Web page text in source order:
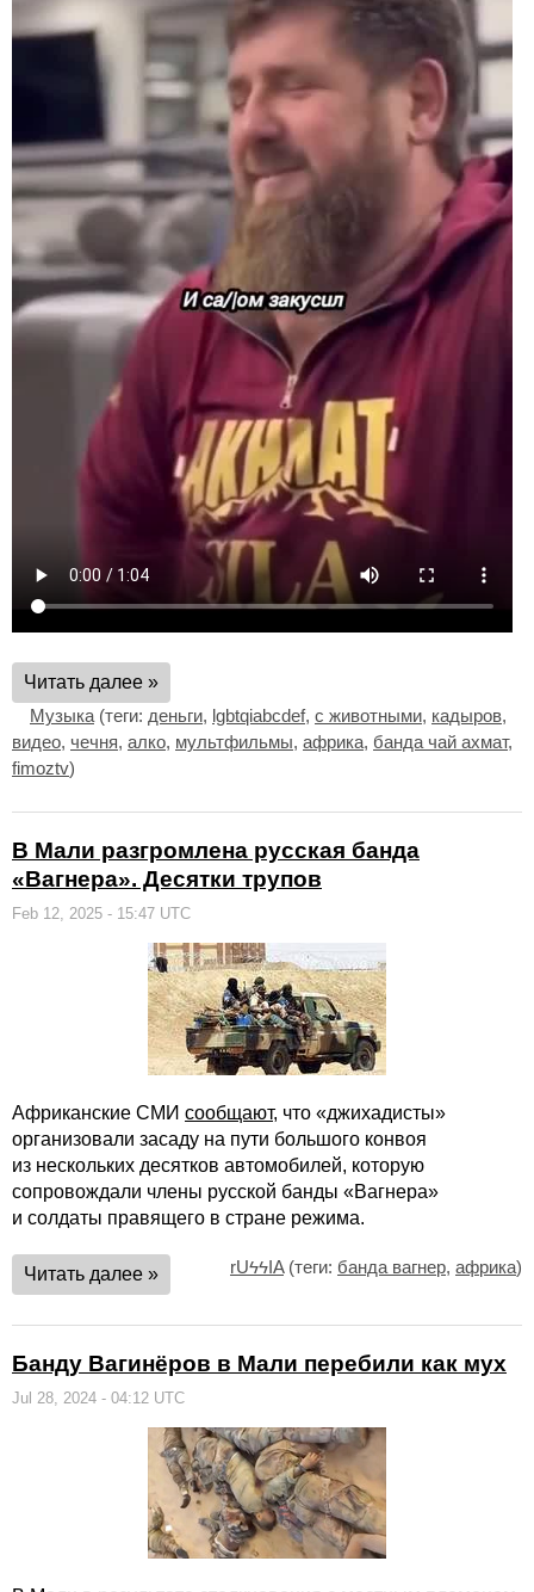
Читать далее »
Музыка (теги: деньги, lgbtqiabcdef, с животными, кадыров,
видео, чечня, алко, мультфильмы, африка, банда чай ахмат,
fimoztv)
В Мали разгромлена русская банда
«Вагнера». Десятки трупов
Feb 12, 2025 - 15:47 UTC
Африканские СМИ сообщают, что «джихадисты»
организовали засаду на пути большого конвоя
из нескольких десятков автомобилей, которую
сопровождали члены русской банды «Вагнера»
и солдаты правящего в стране режима.
Читать далее » rUϟϟIA(теги: банда вагнер, африка)
Банду Вагинёров в Мали перебили как мух
Jul 28, 2024 - 04:12 UTC